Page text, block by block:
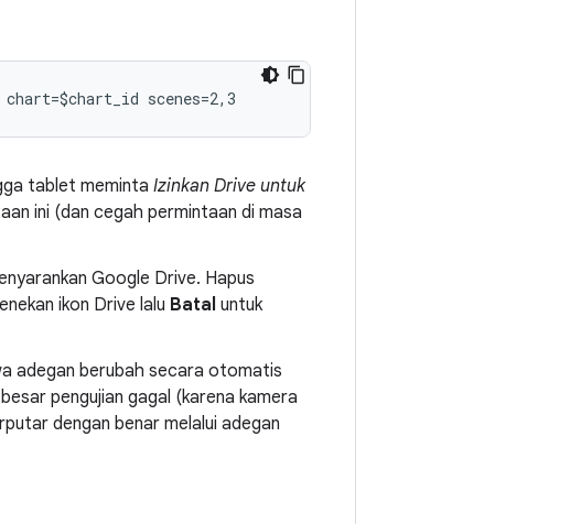
tablet meminta Izinkan Drive untuk
ini (dan cegah permintaan di masa
Google Drive. Hapus
ikon Drive lalu Batal untuk
adegan berubah secara otomatis
pengujian gagal (karena kamera
dengan benar melalui adegan